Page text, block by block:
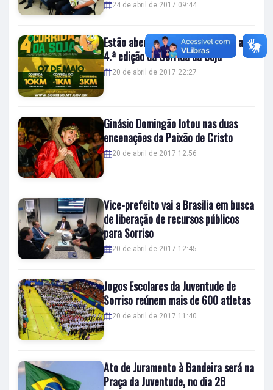
24 de abril de 2017 09:44
Estão abertas as inscrições para a
4.ª edição da Corrida da Soja
20 de abril de 2017 22:27
Ginásio Domingão lotou nas duas
encenações da Paixão de Cristo
20 de abril de 2017 12:56
Vice-prefeito vai a Brasilia em busca
de liberação de recursos públicos
para Sorriso
20 de abril de 2017 12:45
Jogos Escolares da Juventude de
Sorriso reúnem mais de 600 atletas
20 de abril de 2017 11:40
Ato de Juramento à Bandeira será na
Praça da Juventude, no dia 28